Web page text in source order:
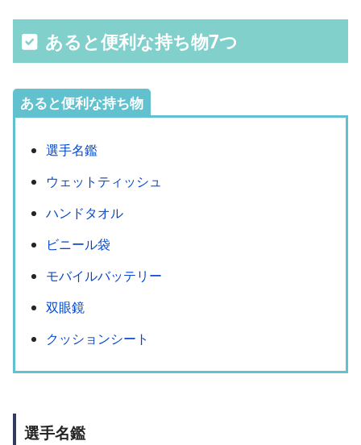
あると便利な持ち物7つ
あると便利な持ち物
選手名鑑
ウェットティッシュ
ハンドタオル
ビニール袋
モバイルバッテリー
双眼鏡
クッションシート
選手名鑑